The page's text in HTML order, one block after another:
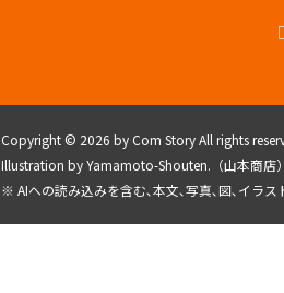
Copyright © 2026 by Com Story All rights
Illustration by Yamamoto-Shouten.（山本商店）
※ AIへの読み込みを含む､本文､写真､図､イラ